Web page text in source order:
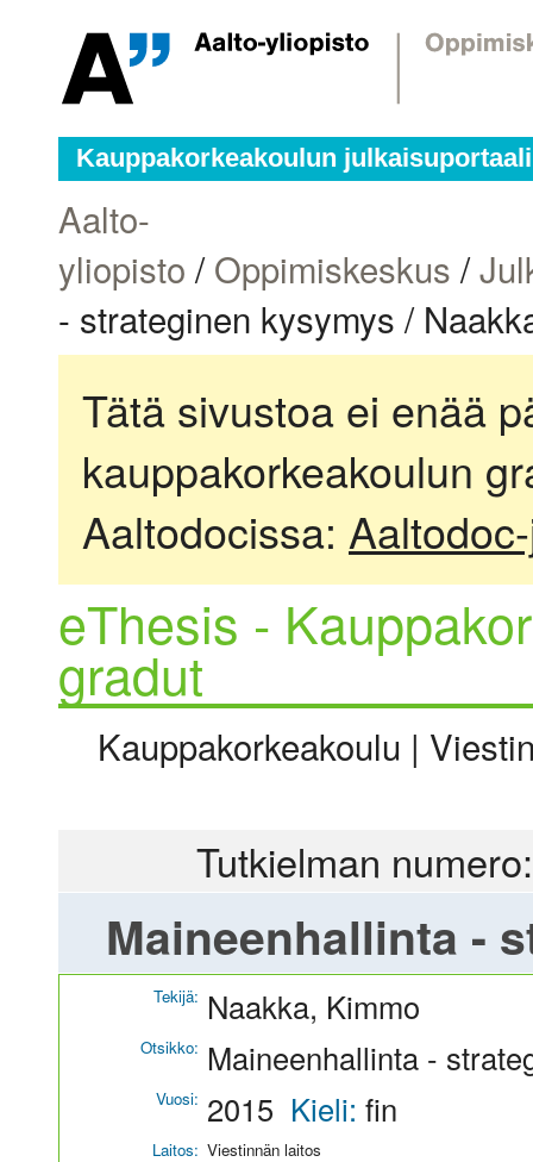
Kauppakorkeakoulun julkaisuportaali
Aalto-
yliopisto /Oppimiskeskus /
- strateginen kysymys /
Tätä sivustoa ei enää
kauppakorkeakoulun
Aaltodocissa:
eThesis -
gradut
Kauppakorkeakoulu |
Tutkielman
Maineenhallinta -
Tekijä: Naakka, Kimmo
Otsikko: Maineenhallinta -
Vuosi: 2015 Kieli: fin
Laitos: Viestinnän laitos